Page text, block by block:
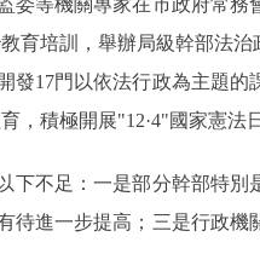
等機關專家在市政府常務
育培訓，舉辦局級幹部法
17門以依法行政為主題
，積極開展"12·4"國家憲法
不足：一是部分幹部特別
進一步提高；三是行政